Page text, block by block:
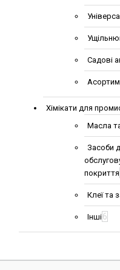
Садові
Хімікати для
Масла
Засоби
покриття
Клеї та
Інші6